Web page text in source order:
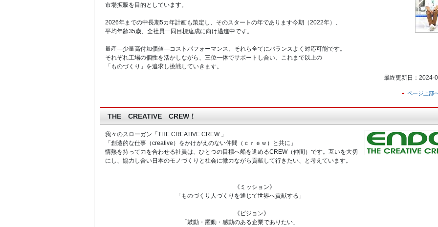
市場拡販を目的としています。
2026年までの中長期5カ年計画も策定し、そのスタートの年であります今期（2022年）、
平均年齢35歳、全社員一同目標達成に向け邁進中です。
量産—少量高付加価値—コストパフォーマンス、それら全てにバランスよく対応可能です。
それぞれ工場の個性を活かしながら、三位一体でサポートし合い、これまで以上の
「ものづくり」を追求し挑戦していきます。
最終更新日：2024-
ページ上部
THE CREATIVE CREW！
我々のスローガン「THE CREATIVE CREW 」
「創造的な仕事（creative）をかけがえのない仲間（ｃｒｅｗ）と共に」
情熱を持って力を合わせる社員は、ひとつの目標へ船を進めるCREW（仲間）です。互いを大切
にし、協力し合い日本のモノづくりと社会に微力ながら貢献して行きたい、と考えています。
《ミッション》
「ものづくり人づくりを通じて世界へ貢献する」
《ビジョン》
「鼓動・躍動・感動のある企業でありたい」